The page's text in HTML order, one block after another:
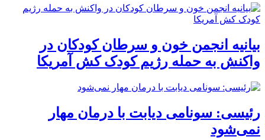
بیانیه انجمن خون و سرطان کودکان در
واکنش به حمله رژیم کودک کش آمریکا
رئیسی: سونامی دیابت با درمان مهار
نمی‌شود